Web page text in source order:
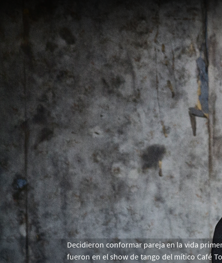
Decidieron conformar pareja en la vida
fueron en el show de tango del mítico Café